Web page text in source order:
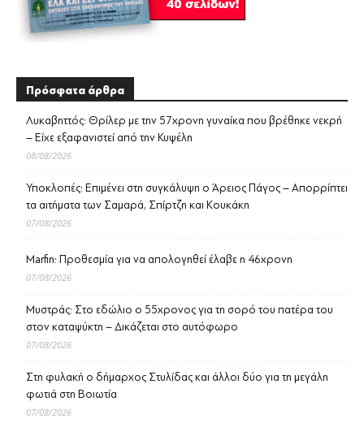
Πρόσφατα άρθρα
Λυκαβηττός: Θρίλερ με την 57χρονη γυναίκα που βρέθηκε νεκρή
– Είχε εξαφανιστεί από την Κυψέλη
08/08/2026
Υποκλοπές: Επιμένει στη συγκάλυψη ο Άρειος Πάγος – Απορρίπτει
τα αιτήματα των Σαμαρά, Σπίρτζη και Κουκάκη
07/08/2026
Marfin: Προθεσμία για να απολογηθεί έλαβε η 46χρονη
07/08/2026
Μυστράς: Στο εδώλιο ο 55χρονος για τη σορό του πατέρα του
στον καταψύκτη – Δικάζεται στο αυτόφωρο
07/08/2026
Στη φυλακή ο δήμαρχος Στυλίδας και άλλοι δύο για τη μεγάλη
φωτιά στη Βοιωτία
07/08/2026